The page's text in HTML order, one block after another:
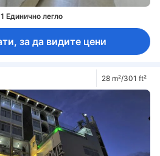
1 Единично легло
за да видите цени
28 m²/301 ft²